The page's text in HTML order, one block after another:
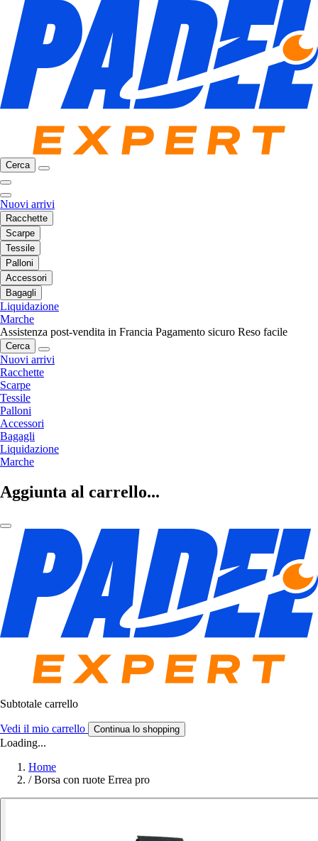
Cerca
Nuovi arrivi
Racchette
Scarpe
Tessile
Palloni
Accessori
Bagagli
Liquidazione
Marche
Assistenza post-vendita in Francia Pagamento sicuro Reso facile
Cerca
Nuovi arrivi
Racchette
Scarpe
Tessile
Palloni
Accessori
Bagagli
Liquidazione
Marche
Aggiunta al carrello...
Subtotale carrello
Vedi il mio carrello Continua lo shopping
Loading...
Home
/ Borsa con ruote Errea pro